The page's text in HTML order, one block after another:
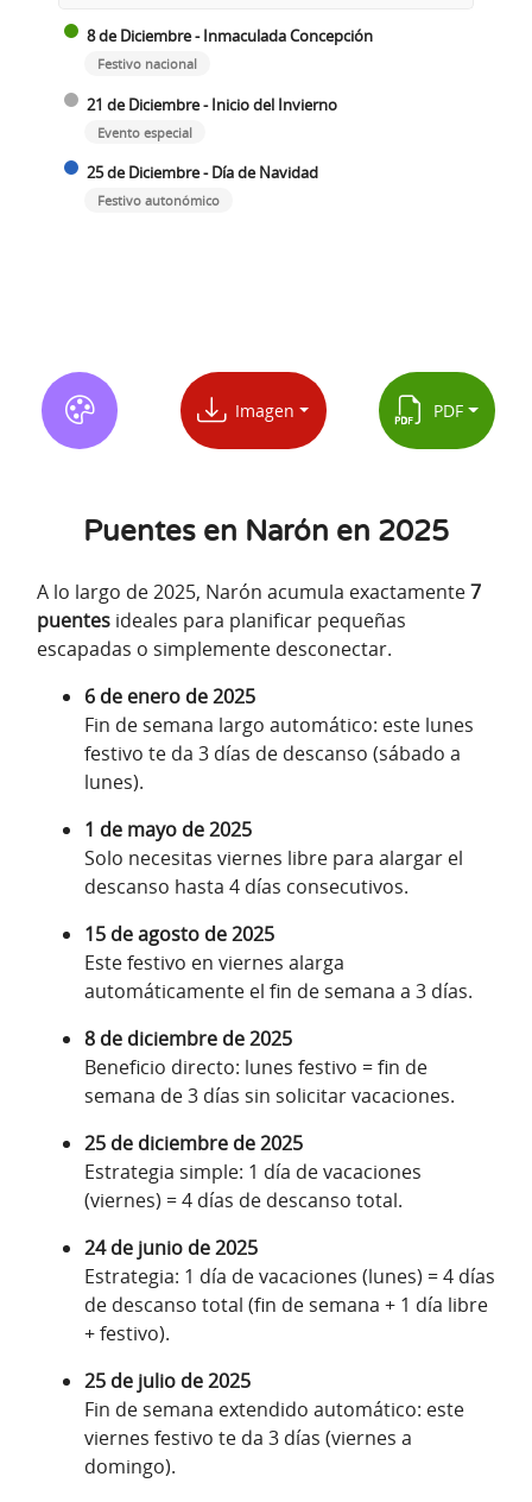
8 de Diciembre - Inmaculada Concepción
Festivo nacional
21 de Diciembre - Inicio del Invierno
Evento especial
25 de Diciembre - Día de Navidad
Festivo autonómico
Imagen PDF
Puentes en Narón en 2025
A lo largo de 2025, Narón acumula exactamente7
puentes ideales para planificar pequeñas
escapadas o simplemente desconectar.
6 de enero de 2025
Fin de semana largo automático: este lunes
festivo te da 3 días de descanso (sábado a
lunes).
1 de mayo de 2025
Solo necesitas viernes libre para alargar el
descanso hasta 4 días consecutivos.
15 de agosto de 2025
Este festivo en viernes alarga
automáticamente el fin de semana a 3 días.
8 de diciembre de 2025
Beneficio directo: lunes festivo = fin de
semana de 3 días sin solicitar vacaciones.
25 de diciembre de 2025
Estrategia simple: 1 día de vacaciones
(viernes) = 4 días de descanso total.
24 de junio de 2025
Estrategia: 1 día de vacaciones (lunes) = 4 días
de descanso total (fin de semana + 1 día libre
+ festivo).
25 de julio de 2025
Fin de semana extendido automático: este
viernes festivo te da 3 días (viernes a
domingo).